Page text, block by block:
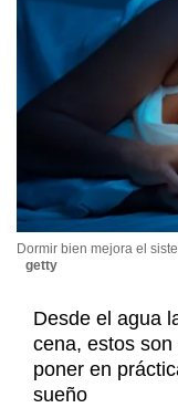
Dormir bien mejora el
getty
Desde el agua
cena, estos
poner en
sueño